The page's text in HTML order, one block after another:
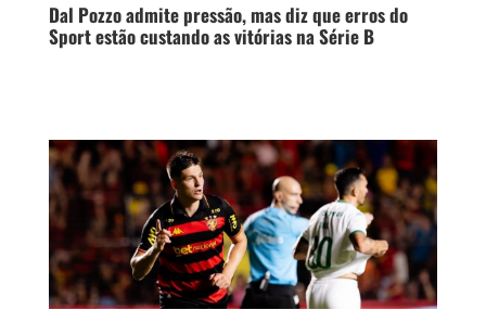
Dal Pozzo admite pressão, mas diz que erros do
Sport estão custando as vitórias na Série B